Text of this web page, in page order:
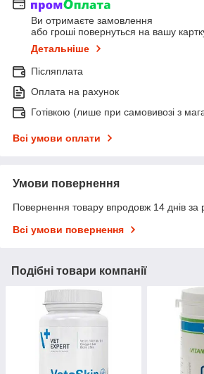
Ви отримаєте замовлення
або гроші повернуться на вашу
Детальніше
Післяплата
Оплата на рахунок
Готівкою (лише при самовивозі з
Всі умови оплати
Умови повернення
Повернення товару впродовж 14 днів за
Всі умови повернення
Подібні товари компанії